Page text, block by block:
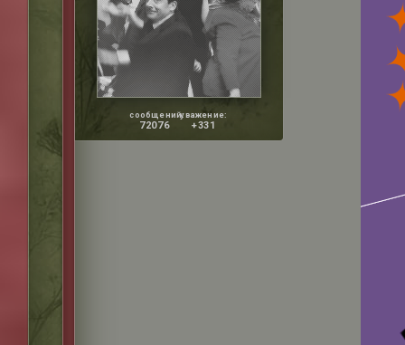
сообщений:
72076
уважение:
+331